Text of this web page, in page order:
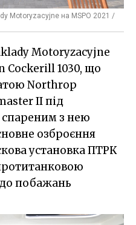
Motoryzacyjne на MSPO 2021 /
Motoryzacyjne
Cockerill 1030, що
Northrop
II під
спареним з нею
озброєння
установка ПТРК
побажань